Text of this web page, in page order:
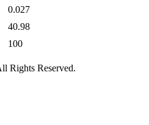
0.027
40.98
100
Rights Reserved.